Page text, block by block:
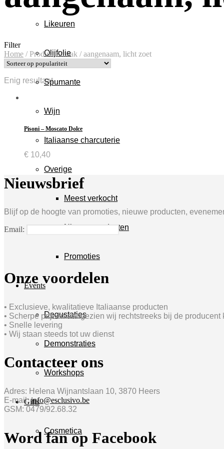
Likeuren
Olijfolie
Spumante
Wijn
Italiaanse charcuterie
Overige
Meest verkocht
Nieuwe producten
Promoties
Events
Degustaties
Demonstraties
Workshops
Gifts
Cosmetica
Filter
Home /Product Smaak /aangenaam, licht zoet
Enig resultaat
Pisoni – Moscato Dolce
€ 10,40
Nieuwsbrief
Blijf op de hoogte van promoties, nieuwe producten,
Email:
Onze voordelen
• Exclusieve, kwalitatieve Italiaanse producten
• Scherpe prijzen aangezien wij rechtstreeks bij de producent
• Snelle levering
• Wij staan steeds tot uw dienst
Contacteer ons
Adres: Helena Wijnantslaan 10, 3870 Heers
E-mail:info@esclusivo.be
GSM: 0479/92.68.32
Word fan op Facebook